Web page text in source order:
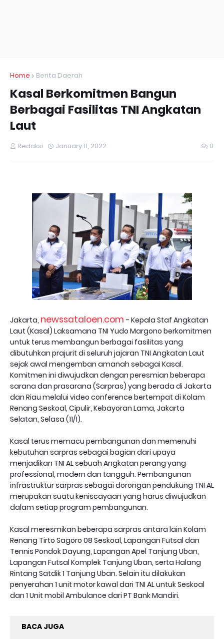
Home Berita Daerah
Kasal Berkomitmen Bangun
Berbagai Fasilitas TNI Angkatan
Laut
Redaksi January 11, 2022 0
Jakarta, newssataloen.com - Kepala Staf Angkatan
Laut (Kasal) Laksamana TNI Yudo Margono berkomitmen
untuk terus membangun berbagai fasilitas yang
dibutuhkan prajurit di seluruh jajaran TNI Angkatan Laut
sejak awal mengemban amanah sebagai Kasal.
Komitmen ini diwujudkan dengan peresmian beberapa
sarana dan prasarana (Sarpras) yang berada di Jakarta
dan Riau melalui video conference bertempat di Kolam
Renang Seskoal, Cipulir, Kebayoran Lama, Jakarta
Selatan, Selasa (11/1).
Kasal terus memacu pembangunan dan memenuhi
kebutuhan sarpras sebagai bagian dari upaya
menjadikan TNI AL sebuah Angkatan perang yang
professional, modern dan tangguh. Pembangunan
infrastruktur sarpras sebagai dorongan pendukung TNI AL
merupakan suatu keniscayaan yang harus diwujudkan
dalam setiap program pembangunan.
Kasal meresmikan beberapa sarpras antara lain Kolam
Renang Tirto Sagoro 08 Seskoal, Lapangan Futsal dan
Tennis Pondok Dayung, Lapangan Apel Tanjung Uban,
Lapangan Futsal Komplek Tanjung Uban, serta Halang
Rintang Satdik 1 Tanjung Uban. Selain itu dilakukan
penyerahan 1 unit motor kawal dari TNI AL untuk Seskoal
dan 1 Unit mobil Ambulance dari PT Bank Mandiri.
BACA JUGA